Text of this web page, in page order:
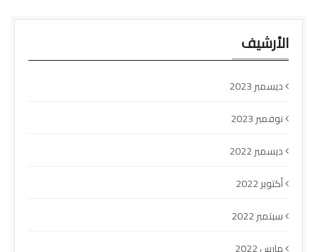
الأرشيف
ديسمبر 2023
نوفمبر 2023
ديسمبر 2022
أكتوبر 2022
سبتمبر 2022